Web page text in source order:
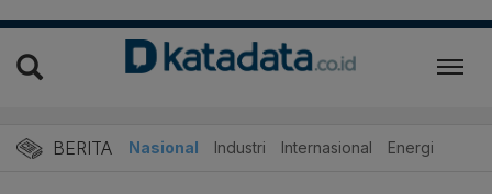
BERITA Nasional Industri Internasional Energi